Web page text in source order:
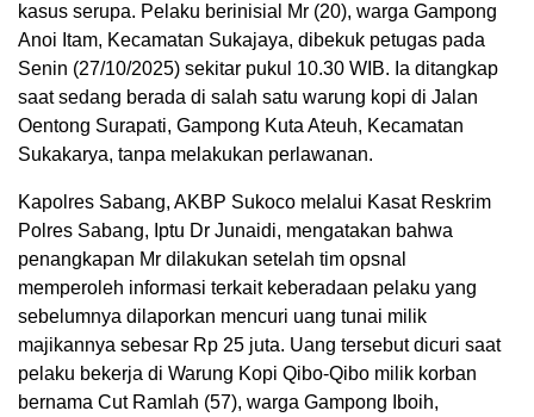
kasus serupa. Pelaku berinisial Mr (20), warga Gampong
Anoi Itam, Kecamatan Sukajaya, dibekuk petugas pada
Senin (27/10/2025) sekitar pukul 10.30 WIB. Ia ditangkap
saat sedang berada di salah satu warung kopi di Jalan
Oentong Surapati, Gampong Kuta Ateuh, Kecamatan
Sukakarya, tanpa melakukan perlawanan.
Kapolres Sabang, AKBP Sukoco melalui Kasat Reskrim
Polres Sabang, Iptu Dr Junaidi, mengatakan bahwa
penangkapan Mr dilakukan setelah tim opsnal
memperoleh informasi terkait keberadaan pelaku yang
sebelumnya dilaporkan mencuri uang tunai milik
majikannya sebesar Rp 25 juta. Uang tersebut dicuri saat
pelaku bekerja di Warung Kopi Qibo-Qibo milik korban
bernama Cut Ramlah (57), warga Gampong Iboih,